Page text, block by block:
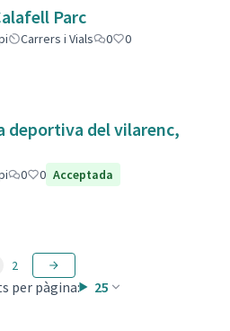
Parc
Carrers i Vials 0
0
deportiva del vilarenc,
0 0 Acceptada
per pàgina: 25
2